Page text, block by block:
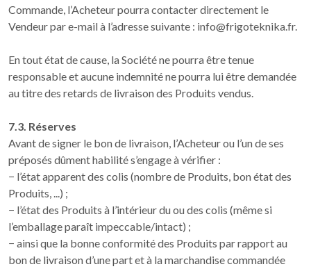
Commande, l’Acheteur pourra contacter directement le
Vendeur par e-mail à l’adresse suivante : info@frigoteknika.fr.
En tout état de cause, la Société ne pourra être tenue
responsable et aucune indemnité ne pourra lui être demandée
au titre des retards de livraison des Produits vendus.
7.3. Réserves
Avant de signer le bon de livraison, l’Acheteur ou l’un de ses
préposés dûment habilité s’engage à vérifier :
− l’état apparent des colis (nombre de Produits, bon état des
Produits, ...) ;
− l’état des Produits à l’intérieur du ou des colis (même si
l’emballage paraît impeccable/intact) ;
− ainsi que la bonne conformité des Produits par rapport au
bon de livraison d’une part et à la marchandise commandée